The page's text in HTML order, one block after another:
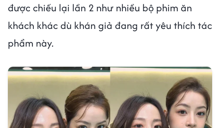
được chiếu lại lần 2 như nhiều bộ phim ăn
khách khác dù khán giả đang rất yêu thích tác
phẩm này.